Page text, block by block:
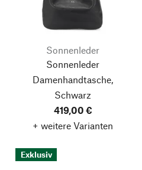
Sonnenleder
Sonnenleder
Damenhandtasche,
Schwarz
419,00 €
+ weitere Varianten
Exklusiv